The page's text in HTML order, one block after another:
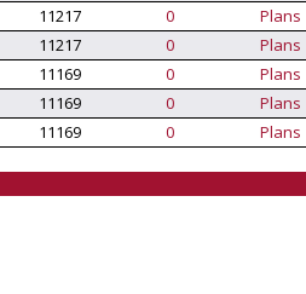
11217 0
Plans
11217 0
Plans
11169 0
Plans
11169 0
Plans
11169 0 Plans